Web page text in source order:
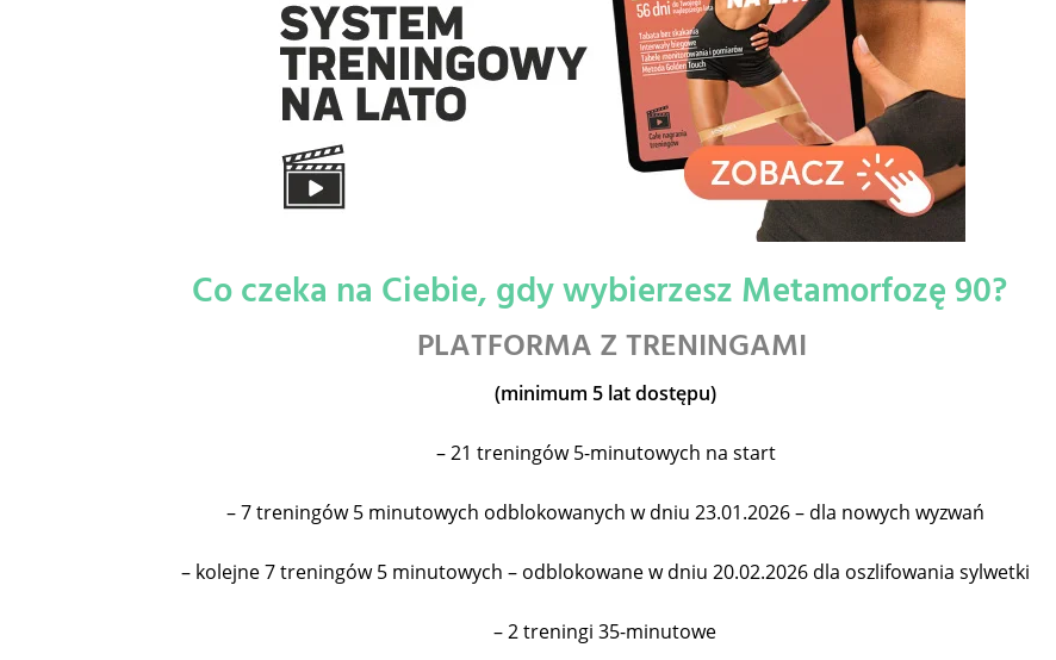
Co czeka na Ciebie, gdy wybierzesz Metamorfozę 90?
PLATFORMA Z TRENINGAMI
(minimum 5 lat dostępu)
– 21 treningów 5-minutowych na start
– 7 treningów 5 minutowych odblokowanych w dniu 23.01.2026 – dla nowych wyzwań
– kolejne 7 treningów 5 minutowych – odblokowane w dniu 20.02.2026 dla oszlifowania sylwetki
– 2 treningi 35-minutowe